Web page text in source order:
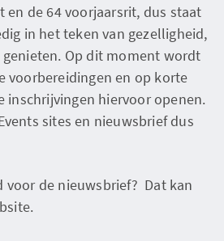
en de 64 voorjaarsrit, dus staat
in het teken van gezelligheid,
Op dit moment wordt
voorbereidingen en op korte
inschrijvingen hiervoor openen.
sites en nieuwsbrief dus
voor de nieuwsbrief? Dat kan